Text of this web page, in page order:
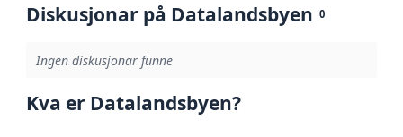
Diskusjonar på Datalandsbyen 0
Ingen diskusjonar funne
Kva er Datalandsbyen?